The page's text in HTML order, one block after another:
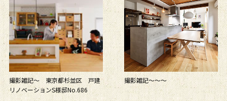
撮影雑記～ 東京都杉並区 戸建
リノベーションS様邸No.686
撮影雑記～～～